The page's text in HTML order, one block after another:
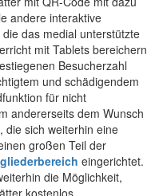
andere interaktive
das medial unterstützte
mit Tablets bereichern
Besucherzahl
und schädigendem
für nicht
andererseits dem Wunsch
die sich weiterhin eine
großen Teil der
eingerichtet.
die Möglichkeit,
kostenlos